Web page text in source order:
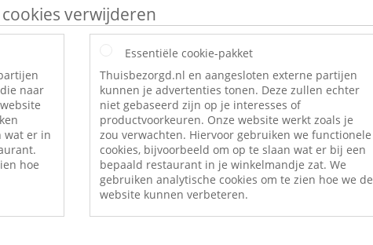
verwijderen
naar
wat er in
hoe
Essentiële cookie-pakket
Thuisbezorgd.nl en aangesloten externe partijen
kunnen je advertenties tonen. Deze zullen echter
niet gebaseerd zijn op je interesses of
productvoorkeuren. Onze website werkt zoals je
zou verwachten. Hiervoor gebruiken we functionele
cookies, bijvoorbeeld om op te slaan wat er bij een
bepaald restaurant in je winkelmandje zat. We
gebruiken analytische cookies om te zien hoe we de
website kunnen verbeteren.